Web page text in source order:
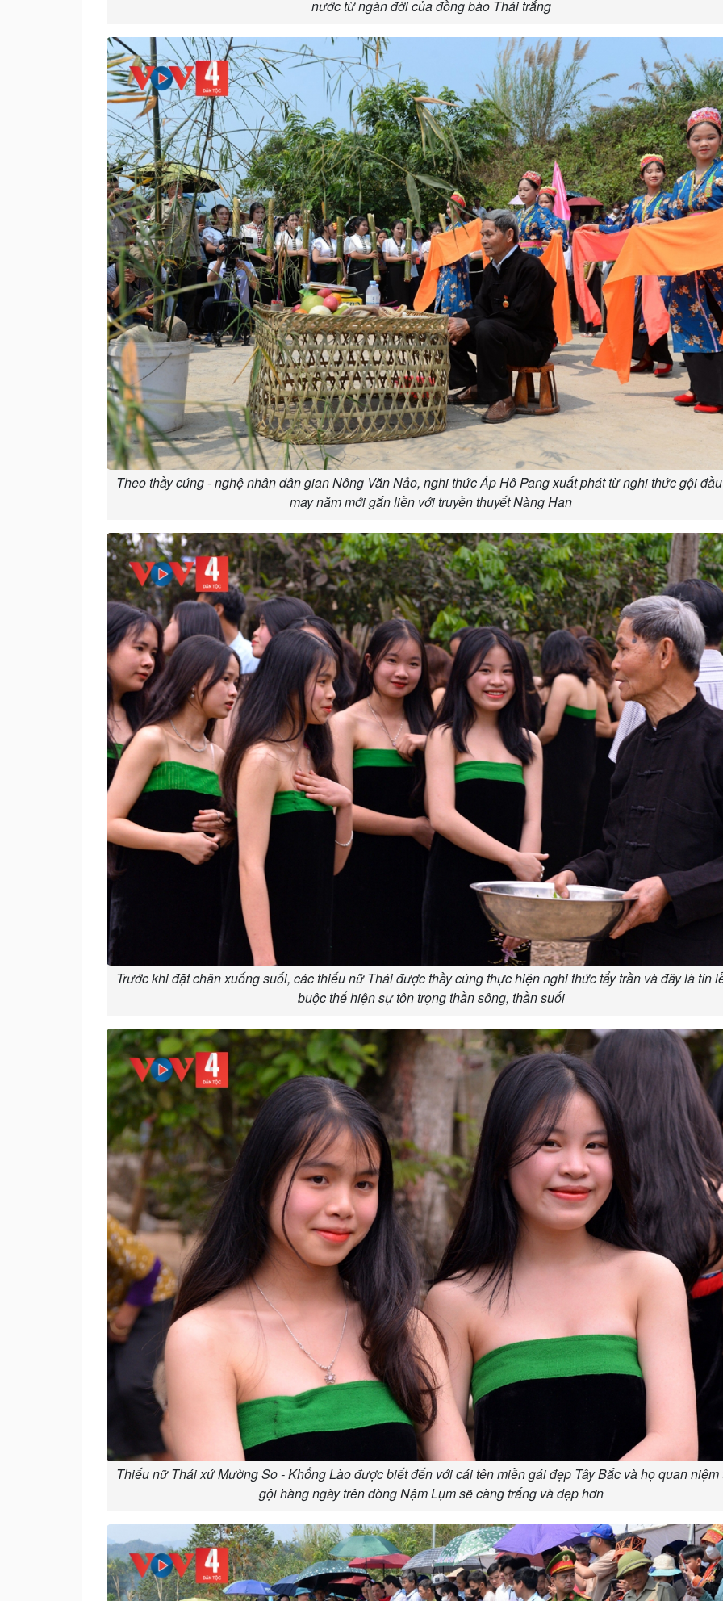
nước từ ngàn đời của đồng bào Thái trắng
Theo thầy cúng - nghệ nhân dân gian Nông Văn Nảo, nghi thức Áp Hô Pang xuất phát từ nghi thức gội
may năm mới gắn liền với truyền thuyết Nàng Han
Trước khi đặt chân xuống suối, các thiếu nữ Thái được thầy cúng thực hiện nghi thức tẩy trần và đây là tín
buộc thể hiện sự tôn trọng thần sông, thần suối
Thiếu nữ Thái xứ Mường So - Khổng Lào được biết đến với cái tên miền gái đẹp Tây Bắc và họ quan niệm
gội hàng ngày trên dòng Nậm Lụm sẽ càng trắng và đẹp hơn